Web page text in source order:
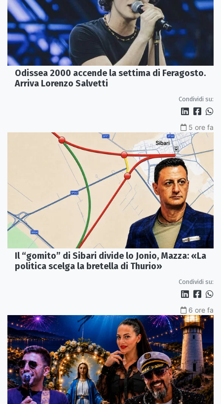
Odissea 2000 accende la settima di Feragosto.
Arriva Lorenzo Salvetti
Condividi su:
5 ore fa
Il “gomito” di Sibari divide lo Jonio, Mazza: «La
politica scelga la bretella di Thurio»
Condividi su:
6 ore fa